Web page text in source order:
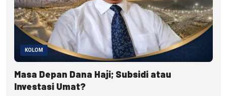
KOLOM
Masa Depan Dana Haji; Subsidi atau
Investasi Umat?